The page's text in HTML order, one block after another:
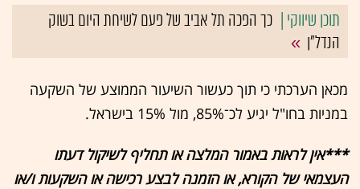
כך הפכה תל אביב של פעם לשיחת היום בשוק
הנדל"ן
מכאן הערכתי כי תוך כעשור השיעור הממוצע של השקעה
במניות בחו"ל יגיע לכ־85%, מול 15% בישראל.
***אין לראות באמור המלצה או תחליף לשיקול דעתו
העצמאי של הקורא, או הזמנה לבצע רכישה או השקעות ו/או